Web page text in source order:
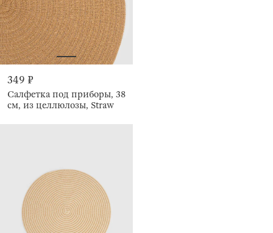
349 ₽
Салфетка под приборы, 38
см, из целлюлозы, Straw